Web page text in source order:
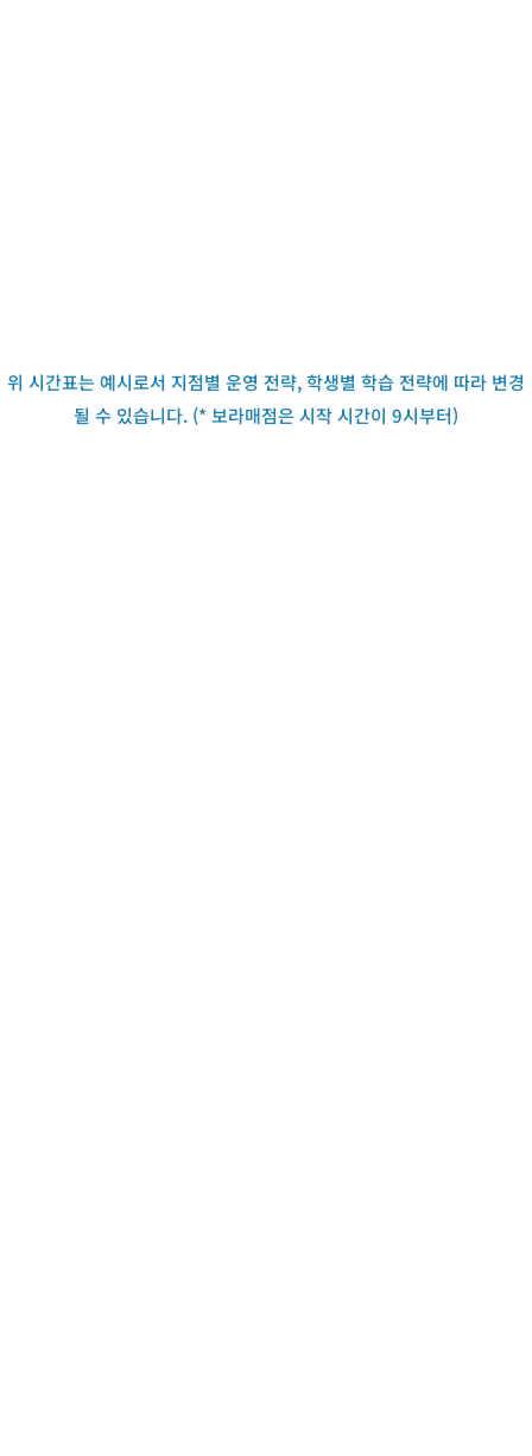
위 시간표는 예시로서 지점별 운영 전략, 학생별 학습 전략에 따라 변경
될 수 있습니다. (* 보라매점은 시작 시간이 9시부터)